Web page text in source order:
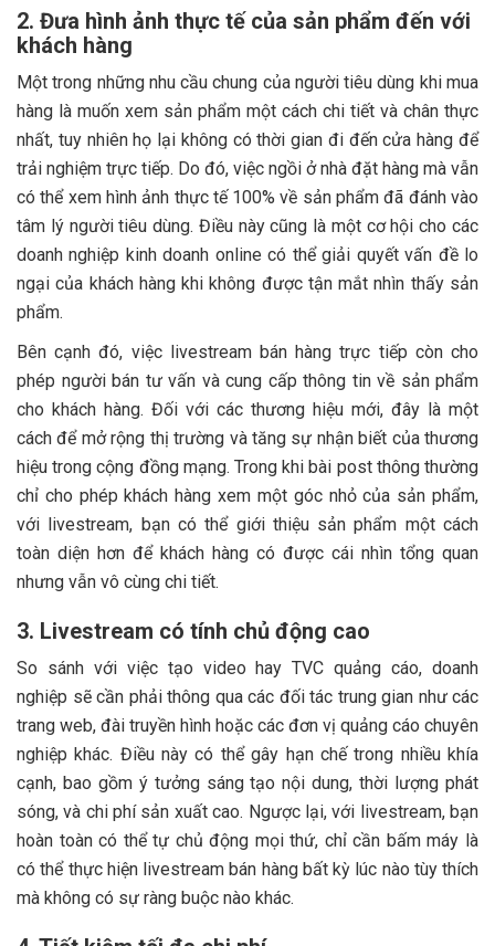
2. Đưa hình ảnh thực tế của sản phẩm đến với
khách hàng
Một trong những nhu cầu chung của người tiêu dùng khi mua
hàng là muốn xem sản phẩm một cách chi tiết và chân thực
nhất, tuy nhiên họ lại không có thời gian đi đến cửa hàng để
trải nghiệm trực tiếp. Do đó, việc ngồi ở nhà đặt hàng mà vẫn
có thể xem hình ảnh thực tế 100% về sản phẩm đã đánh vào
tâm lý người tiêu dùng. Điều này cũng là một cơ hội cho các
doanh nghiệp kinh doanh online có thể giải quyết vấn đề lo
ngại của khách hàng khi không được tận mắt nhìn thấy sản
phẩm.
Bên cạnh đó, việc livestream bán hàng trực tiếp còn cho
phép người bán tư vấn và cung cấp thông tin về sản phẩm
cho khách hàng. Đối với các thương hiệu mới, đây là một
cách để mở rộng thị trường và tăng sự nhận biết của thương
hiệu trong cộng đồng mạng. Trong khi bài post thông thường
chỉ cho phép khách hàng xem một góc nhỏ của sản phẩm,
với livestream, bạn có thể giới thiệu sản phẩm một cách
toàn diện hơn để khách hàng có được cái nhìn tổng quan
nhưng vẫn vô cùng chi tiết.
3. Livestream có tính chủ động cao
So sánh với việc tạo video hay TVC quảng cáo, doanh
nghiệp sẽ cần phải thông qua các đối tác trung gian như các
trang web, đài truyền hình hoặc các đơn vị quảng cáo chuyên
nghiệp khác. Điều này có thể gây hạn chế trong nhiều khía
cạnh, bao gồm ý tưởng sáng tạo nội dung, thời lượng phát
sóng, và chi phí sản xuất cao. Ngược lại, với livestream, bạn
hoàn toàn có thể tự chủ động mọi thứ, chỉ cần bấm máy là
có thể thực hiện livestream bán hàng bất kỳ lúc nào tùy thích
mà không có sự ràng buộc nào khác.